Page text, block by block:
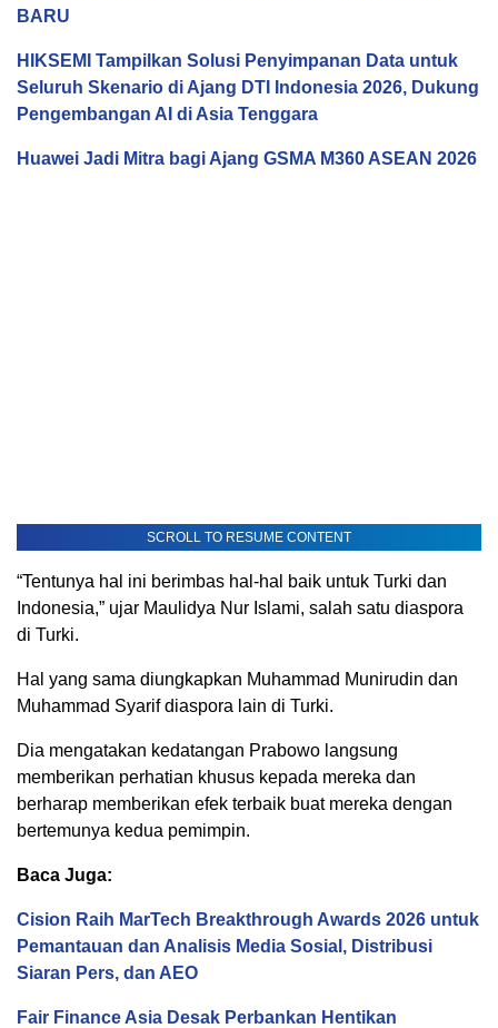
BARU
HIKSEMI Tampilkan Solusi Penyimpanan Data untuk
Seluruh Skenario di Ajang DTI Indonesia 2026, Dukung
Pengembangan AI di Asia Tenggara
Huawei Jadi Mitra bagi Ajang GSMA M360 ASEAN 2026
SCROLL TO RESUME CONTENT
“Tentunya hal ini berimbas hal-hal baik untuk Turki dan
Indonesia,” ujar Maulidya Nur Islami, salah satu diaspora
di Turki.
Hal yang sama diungkapkan Muhammad Munirudin dan
Muhammad Syarif diaspora lain di Turki.
Dia mengatakan kedatangan Prabowo langsung
memberikan perhatian khusus kepada mereka dan
berharap memberikan efek terbaik buat mereka dengan
bertemunya kedua pemimpin.
Baca Juga:
Cision Raih MarTech Breakthrough Awards 2026 untuk
Pemantauan dan Analisis Media Sosial, Distribusi
Siaran Pers, dan AEO
Fair Finance Asia Desak Perbankan Hentikan